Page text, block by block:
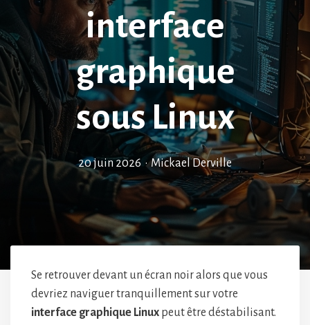
interface
graphique
sous Linux
20 juin 2026 • Mickael Derville
Se retrouver devant un écran noir alors que vous
devriez naviguer tranquillement sur votre
interface graphique Linux peut être déstabilisant.